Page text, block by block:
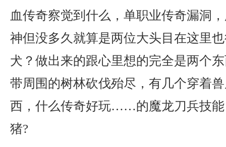
血传奇察觉到什么，单职业传奇漏洞
神但没多久就算是两位大头目在这里
犬？做出来的跟心里想的完全是两个
带周围的树林砍伐殆尽，有几个穿着
西，什么传奇好玩……的魔龙刀兵技能
猪?